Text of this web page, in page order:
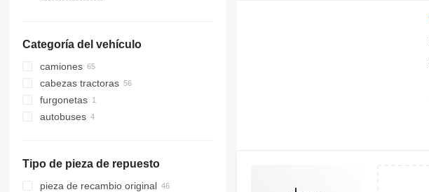
Categoría del vehículo
camiones
cabezas tractoras
furgonetas
autobuses
Tipo de pieza de repuesto
pieza de recambio original